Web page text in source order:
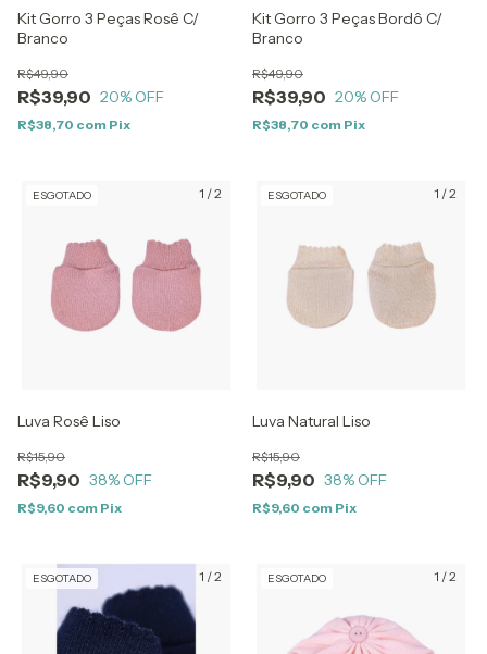
Kit Gorro 3 Peças Rosê C/
Branco
R$39,90
R$49,90
20% OFF
R$38,70 com Pix
Kit Gorro 3 Peças Bordô C/
Branco
R$39,90
R$49,90
20% OFF
R$38,70 com Pix
1 /2
ESGOTADO
Luva Rosê Liso
R$9,90
R$15,90
38% OFF
R$9,60 com Pix
1 /2
ESGOTADO
Luva Natural Liso
R$9,90
R$15,90
38% OFF
R$9,60 com Pix
1 /2
ESGOTADO 1 /2
ESGOTADO